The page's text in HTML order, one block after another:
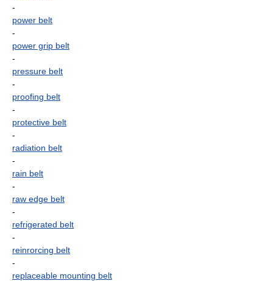
-
power belt
-
power grip belt
-
pressure belt
-
proofing belt
-
protective belt
-
radiation belt
-
rain belt
-
raw edge belt
-
refrigerated belt
-
reinrorcing belt
-
replaceable mounting belt